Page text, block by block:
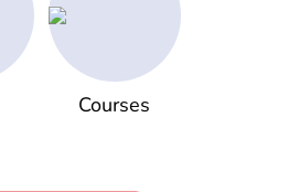
Courses